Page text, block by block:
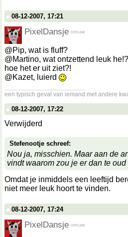
08-12-2007, 17:21
PixelDansje
@Pip, wat is fluff?
@Martino, wat ontzettend leuk
hoe het er uit ziet?!
@Kazet, luierd
een typisch geval van iemand met andere
08-12-2007, 17:22
Verwijderd
Stefenootje schreef:
Nou ja, misschien. Maar aan de
vindt waarom zou je er dan te
Omdat je inmiddels een leeftijd
niet meer leuk hoort te vinden.
08-12-2007, 17:24
PixelDansje